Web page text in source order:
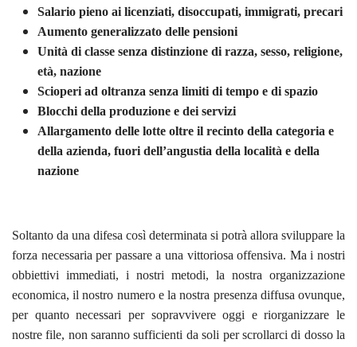
Salario pieno ai licenziati, disoccupati, immigrati, precari
Aumento generalizzato delle pensioni
Unità di classe senza distinzione di razza, sesso, religione,
età, nazione
Scioperi ad oltranza senza limiti di tempo e di spazio
Blocchi della produzione e dei servizi
Allargamento delle lotte oltre il recinto della categoria e
della azienda, fuori dell’angustia della località e della
nazione
Soltanto da una difesa così determinata si potrà allora sviluppare la
forza necessaria per passare a una vittoriosa offensiva. Ma i nostri
obbiettivi immediati, i nostri metodi, la nostra organizzazione
economica, il nostro numero e la nostra presenza diffusa ovunque,
per quanto necessari per sopravvivere oggi e riorganizzare le
nostre file, non saranno sufficienti da soli per scrollarci di dosso la